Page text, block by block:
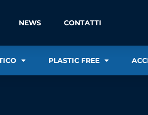
NEWS CONTATTI
PLASTIC FREE